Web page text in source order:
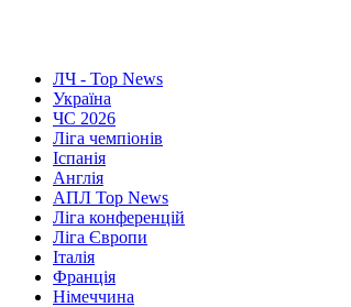
ЛЧ - Top News
Україна
ЧС 2026
Ліга чемпіонів
Іспанія
Англія
АПЛ Top News
Ліга конференцій
Ліга Європи
Італія
Франція
Німеччина